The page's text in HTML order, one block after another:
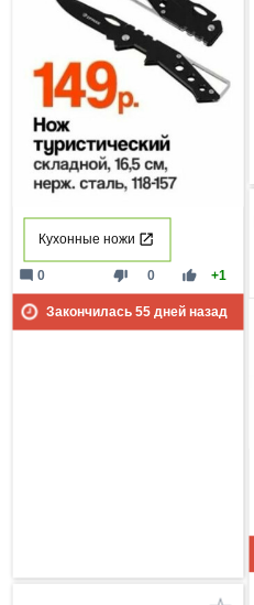
Кухонные ножи
thumb_down 0 thumb_up +1
mode_comment 0
Закончилась 55дней назад